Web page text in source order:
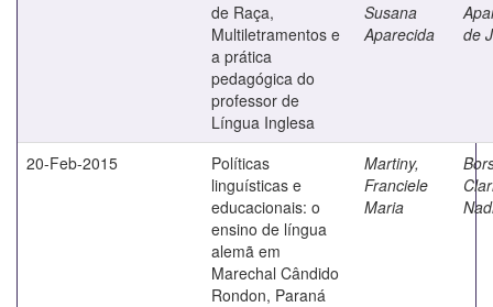
de Raça,
Multiletramentos e
a prática
pedagógica do
professor de
Língua Inglesa
Susana
Aparecida
de
20-Feb-2015
Políticas
linguísticas e
educacionais: o
ensino de língua
alemã em
Marechal Cândido
Rondon, Paraná
Martiny,
Franciele
Maria